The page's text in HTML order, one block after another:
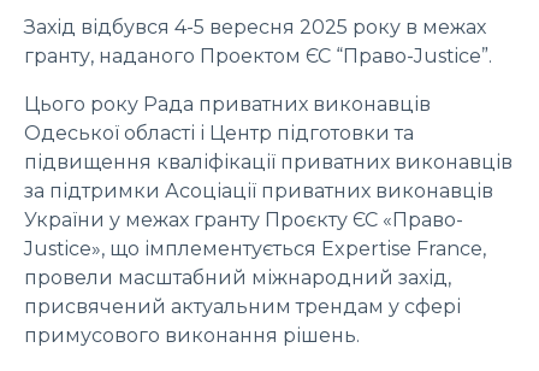
Захід відбувся 4-5 вересня 2025 року в межах
гранту, наданого Проектом ЄС “Право-Justice”.
Цього року Рада приватних виконавців
Одеської області і Центр підготовки та
підвищення кваліфікації приватних виконавців
за підтримки Асоціації приватних виконавців
України у межах гранту Проєкту ЄС «Право-
Justice», що імплементується Expertise France,
провели масштабний міжнародний захід,
присвячений актуальним трендам у сфері
примусового виконання рішень.